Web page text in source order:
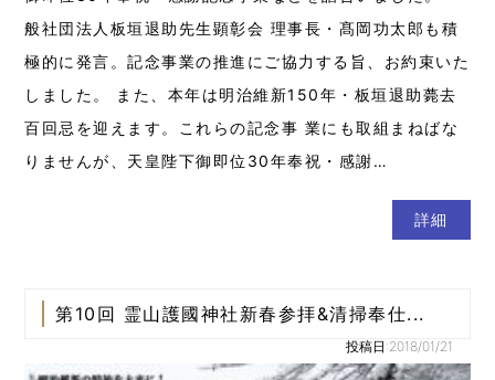
般社団法人板垣退助先生顕彰会 理事長・髙岡功太郎も積
極的に発言。記念事業の推進にご協力する旨、お約束いた
しました。 また、本年は明治維新150年・板垣退助薨去
百回忌を迎えます。これらの記念事 業にも取組まねばな
りませんが、天皇陛下御即位30年奉祝・感謝…
詳細
第10回 霊山護國神社新春参拝&清掃奉仕...
投稿日:2018/01/21